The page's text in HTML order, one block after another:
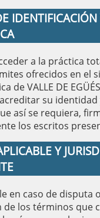
a la práctica
ofrecidos en el
de VALLE DE
su identidad
así se requiera,
los escritos
Y
en caso de disputa
los términos que